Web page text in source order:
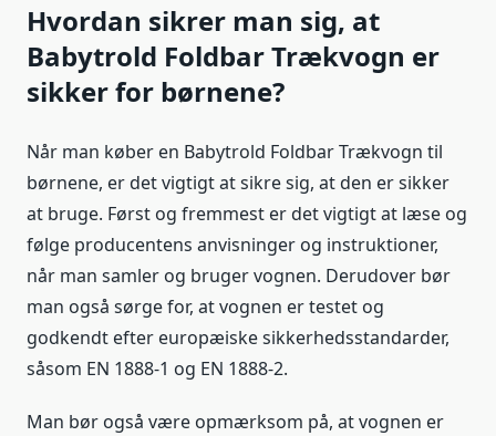
Hvordan sikrer man sig, at
Babytrold Foldbar Trækvogn er
sikker for børnene?
Når man køber en Babytrold Foldbar Trækvogn til
børnene, er det vigtigt at sikre sig, at den er sikker
at bruge. Først og fremmest er det vigtigt at læse og
følge producentens anvisninger og instruktioner,
når man samler og bruger vognen. Derudover bør
man også sørge for, at vognen er testet og
godkendt efter europæiske sikkerhedsstandarder,
såsom EN 1888-1 og EN 1888-2.
Man bør også være opmærksom på, at vognen er